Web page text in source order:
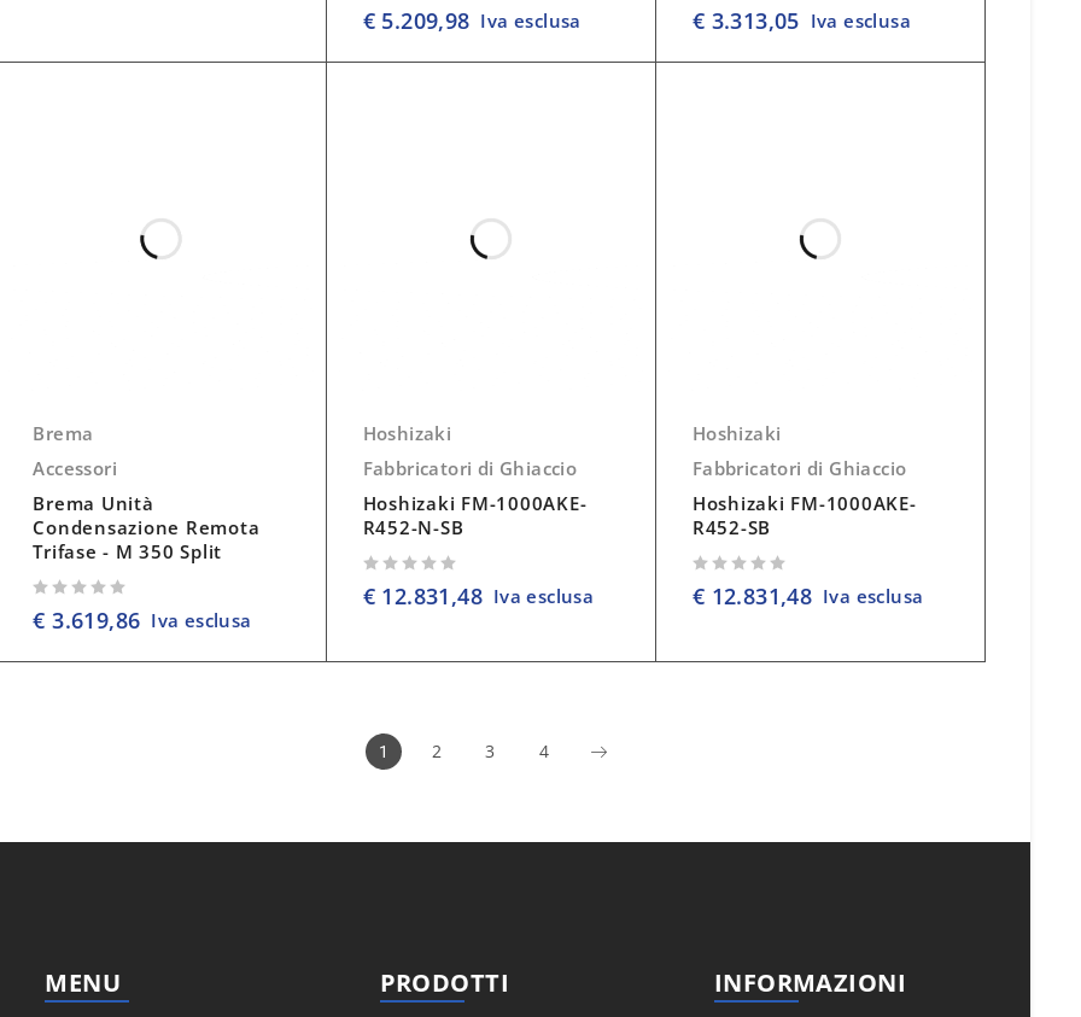
€5.209,98 Iva esclusa € 3.313,05 Iva esclusa
Brema
Accessori
Brema Unità
Condensazione Remota
Trifase - M 350 Split
€ 3.619,86 Iva esclusa
Hoshizaki
Fabbricatori di Ghiaccio
Hoshizaki FM-1000AKE-
R452-N-SB
€12.831,48 Iva esclusa
Hoshizaki
Fabbricatori di Ghiaccio
Hoshizaki FM-1000AKE-
R452-SB
€ 12.831,48 Iva esclusa
1 2 3 4
MENU PRODOTTI INFORMAZIONI